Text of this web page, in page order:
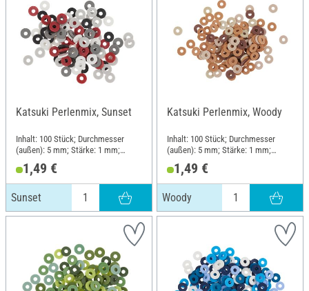
Katsuki Perlenmix, Sunset
Inhalt: 100 Stück; Durchmesser
(außen): 5 mm; Stärke: 1 mm;
Material: Gummi
1,49 €
Sunset
Katsuki Perlenmix, Woody
Inhalt: 100 Stück; Durchmesser
(außen): 5 mm; Stärke: 1 mm;
Material: Gummi
1,49 €
Woody